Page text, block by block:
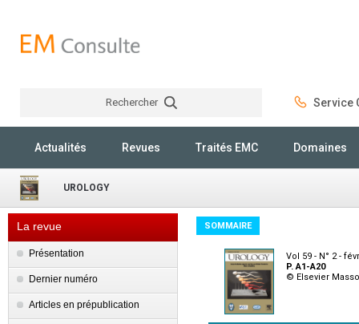
Rechercher Service
Actualités Revues Traités EMC Domaines
UROLOGY
La revue
Présentation
Dernier numéro
Articles en prépublication
SOMMAIRE
Vol 59 - N° 2 -
P. A1-A20
© Elsevier